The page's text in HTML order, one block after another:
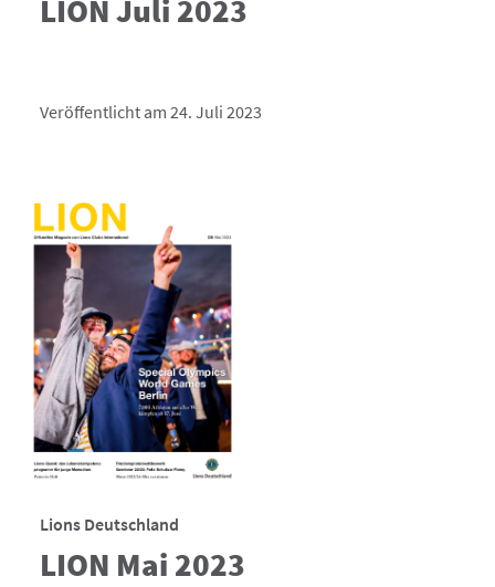
LION Juli 2023
Veröffentlicht am 24. Juli 2023
Lions Deutschland
LION Mai 2023